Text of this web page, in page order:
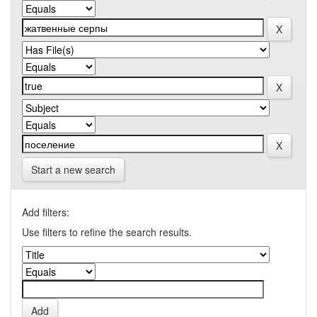
Start a new search
Add filters:
Use filters to refine the search results.